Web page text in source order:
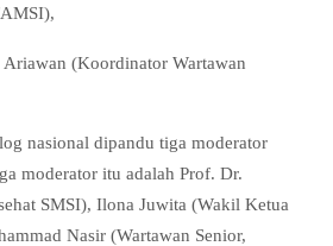
Wartawan
nasional dipandu tiga moderator
moderator itu adalah Prof. Dr.
SMSI), Ilona Juwita (Wakil Ketua
Nasir (Wartawan Senior,